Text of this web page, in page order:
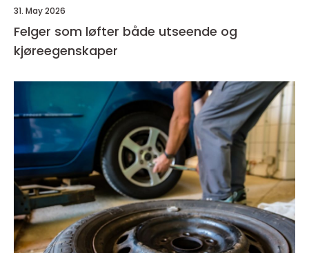
31. May 2026
Felger som løfter både utseende og
kjøreegenskaper